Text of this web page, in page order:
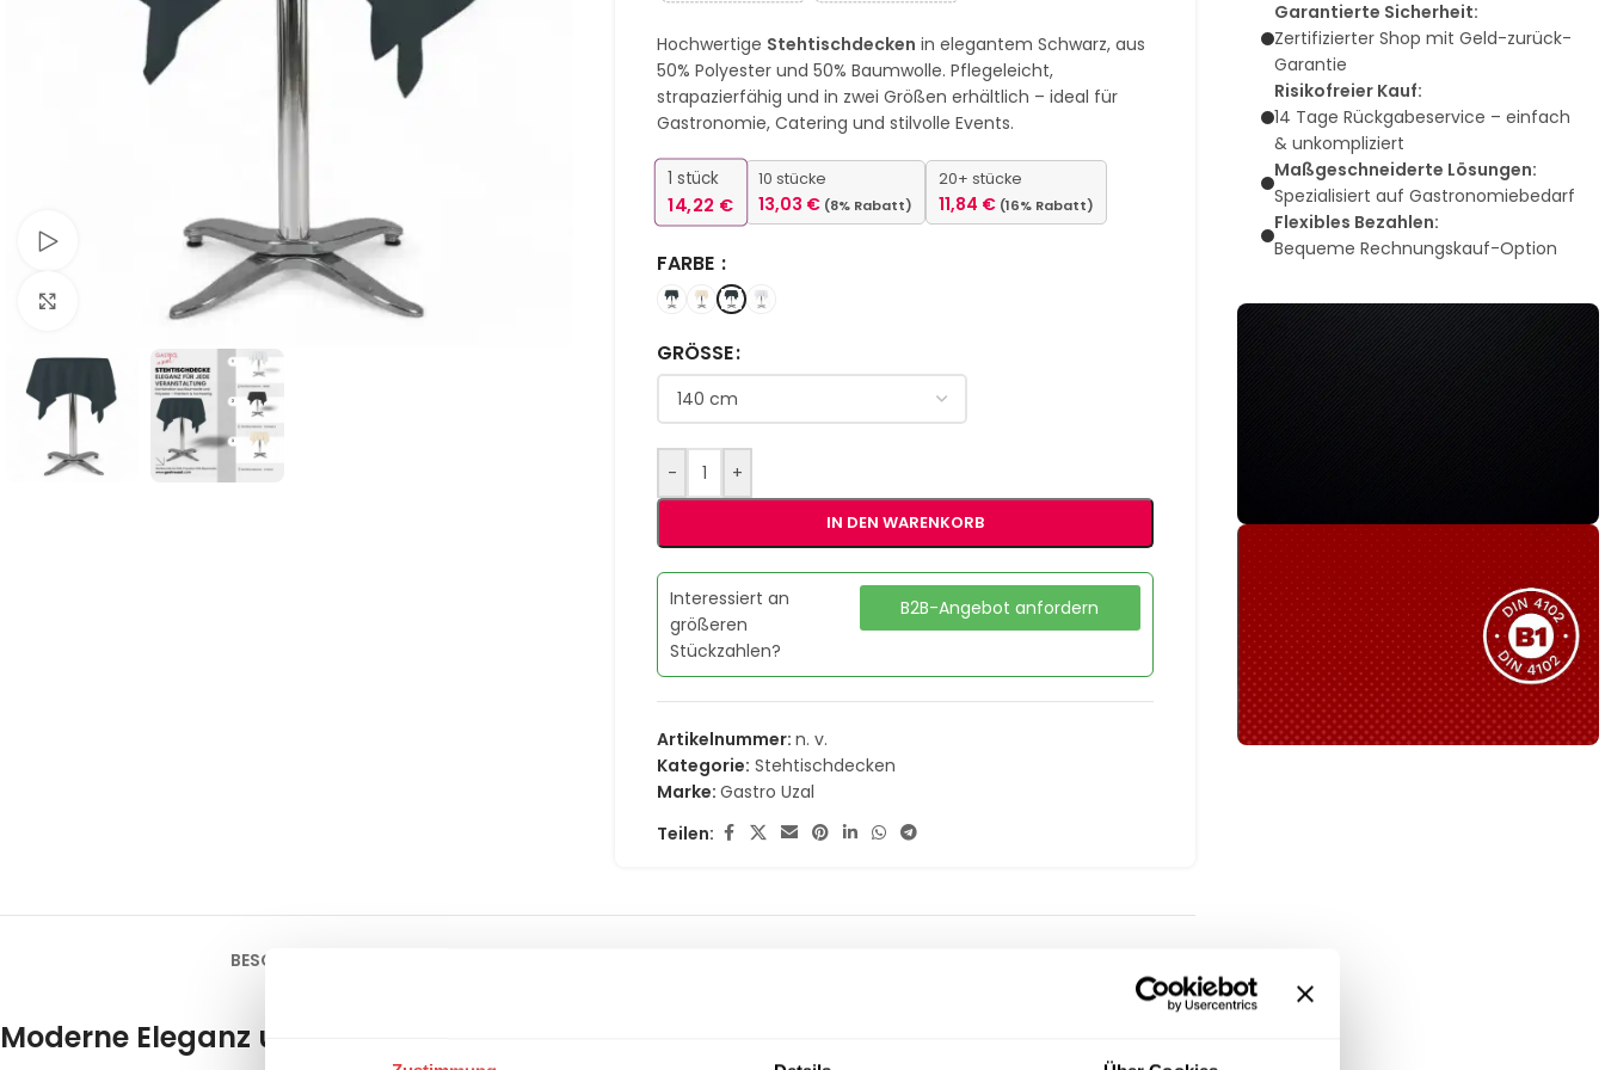
Klick zum Vergrößern
Hochwertige Stehtischdecken in elegantem Schwarz, aus
50% Polyester und 50% Baumwolle. Pflegeleicht,
strapazierfähig und in zwei Größen erhältlich – ideal für
Gastronomie, Catering und stilvolle Events.
1 stück
14,22 €
10 stücke
13,03 € (8% Rabatt)
20+ stücke
11,84 € (16% Rabatt)
FARBE
GRÖSSE
- +
IN DEN WARENKORB
Interessiert an
größeren
Stückzahlen?
B2B-Angebot anfordern
Artikelnummer:n. v.
Kategorie: Stehtischdecken
Marke:Gastro Uzal
Teilen:
BESCHREIBUNG
Moderne Eleganz und maximale Strapazierfähigkeit
Garantierte Sicherheit:
Zertifizierter Shop mit Geld-zurück-
Garantie
Risikofreier Kauf:
14 Tage Rückgabeservice – einfach
& unkompliziert
Maßgeschneiderte Lösungen:
Spezialisiert auf Gastronomiebedarf
Flexibles Bezahlen:
Bequeme Rechnungskauf-Option
Sie haben nicht das passende
Produkt gefunden?
Wir helfen Ihnen gerne weiter!